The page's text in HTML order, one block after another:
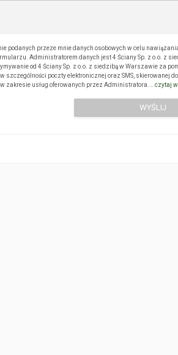
podanych przeze mnie danych osobowych w celu
Administratorem danych jest 4 Ściany Sp. z o.o. z
od 4 Ściany Sp. z o.o. z siedzibą w Warszawie za
szczególności poczty elektronicznej oraz SMS, skierowanej
zakresie usług oferowanych przez Administratora.… czytaj